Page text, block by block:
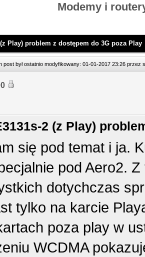
Modemy i
(z Play) problem z dostępem do 3G poza Play
post był ostatnio modyfikowany: 01-01-2017 23:26 przez
2 (z Play)
się pod temat i ja.
pod Aero2.
dotychczas
tylko na karcie
poza play w
WCDMA